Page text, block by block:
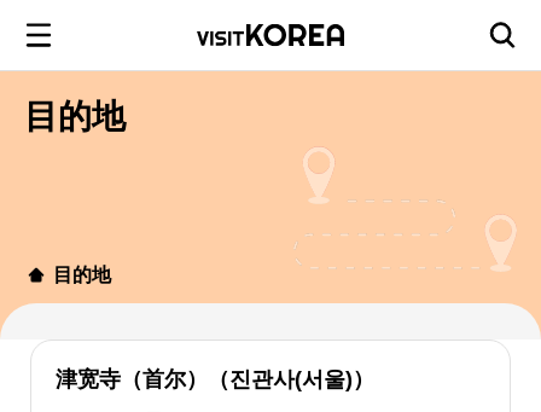
目的地
目的地
津宽寺（首尔）（진관사(서울)）